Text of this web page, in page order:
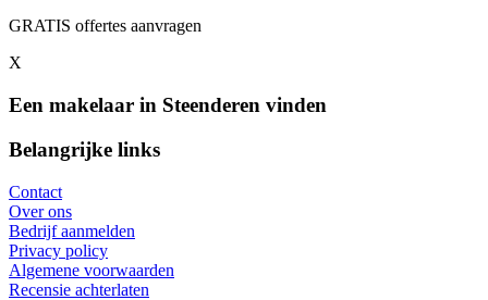
GRATIS offertes aanvragen
X
Een makelaar in Steenderen vinden
Belangrijke links
Contact
Over ons
Bedrijf aanmelden
Privacy policy
Algemene voorwaarden
Recensie achterlaten